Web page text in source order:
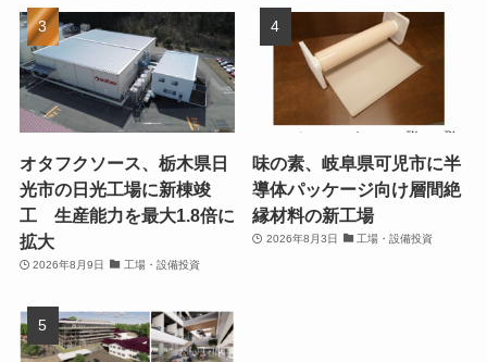
オタフクソース、栃木県日
光市の日光工場に新棟竣
工 生産能力を最大1.8倍に
拡大
2026年8月9日 工場・設備投資
味の素、岐阜県可児市に半
導体パッケージ向け層間絶
縁材料の新工場
2026年8月3日 工場・設備投資